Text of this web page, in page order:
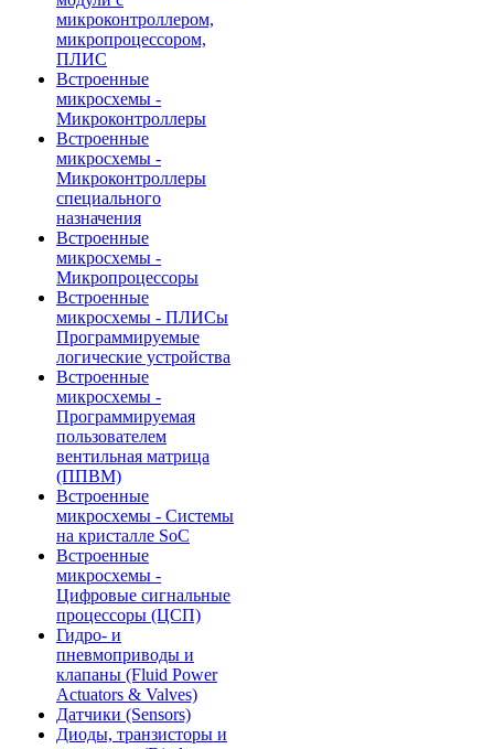
микроконтроллером,
микропроцессором,
ПЛИС
Встроенные
микросхемы -
Микроконтроллеры
Встроенные
микросхемы -
Микроконтроллеры
специального
назначения
Встроенные
микросхемы -
Микропроцессоры
Встроенные
микросхемы - ПЛИСы
Программируемые
логические устройства
Встроенные
микросхемы -
Программируемая
пользователем
вентильная матрица
(ППВМ)
Встроенные
микросхемы - Системы
на кристалле SoC
Встроенные
микросхемы -
Цифровые сигнальные
процессоры (ЦСП)
Гидро- и
пневмоприводы и
клапаны (Fluid Power
Actuators & Valves)
Датчики (Sensors)
Диоды, транзисторы и